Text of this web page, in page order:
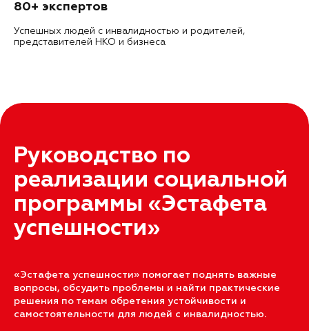
80+ экспертов
Успешных людей с инвалидностью и родителей,
представителей НКО и бизнеса
Руководство по
реализации социальной
программы «Эстафета
успешности»
«Эстафета успешности» помогает поднять важные
вопросы, обсудить проблемы и найти практические
решения по темам обретения устойчивости и
самостоятельности для людей с инвалидностью.